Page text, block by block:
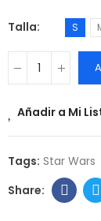
Talla S
Añadir a Mi
Tags: Star Wars